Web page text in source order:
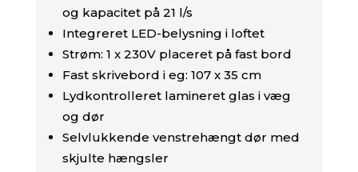
og kapacitet på 21 l/s
Integreret LED-belysning i loftet
Strøm: 1 x 230V placeret på fast bord
Fast skrivebord i eg: 107 x 35 cm
Lydkontrolleret lamineret glas i væg
og dør
Selvlukkende venstrehængt dør med
skjulte hængsler